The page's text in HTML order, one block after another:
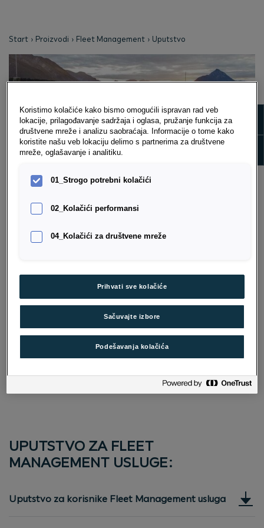
Start Proizvodi Fleet Management Uputstvo
FLEET MANAGEMENT
USLUGE
Najbolje za vašu flotu!
Finansiranje, održavanje i osiguranje – sve na jednom
mestu. Sa Porsche Mobility Fleet Management
uslugama vaša vozila su uvek spremna i sigurna. Ovo je
UPUTSTVO ZA FLEET
MANAGEMENT USLUGE:
Uputstvo za korisnike Fleet Management usluga
Koristimo kolačiće kako bismo omogućili ispravan rad veb
lokacije, prilagođavanje sadržaja i oglasa, pružanje funkcija za
društvene mreže i analizu saobraćaja. Informacije o tome kako
koristite našu veb lokaciju delimo s partnerima za društvene
mreže, oglašavanje i analitiku.
01_Strogo potrebni kolačići
02_Kolačići performansi
04_Kolačići za društvene mreže
Prihvati sve kolačiće
Sačuvaјte izbore
Podešavanja kolačića